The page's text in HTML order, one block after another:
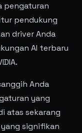
pengaturan
pendukung
driver Anda
AI terbaru
Anda
yang
atas sekarang
signifikan